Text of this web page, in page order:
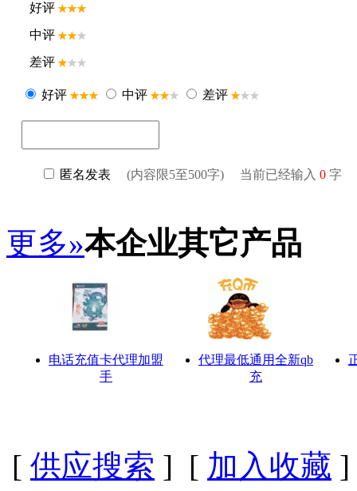
更多»本企业其它产品
电话充值卡代理加盟
手
代理最低通用全新qb
充
[ 供应搜索 ] [ 加入收藏